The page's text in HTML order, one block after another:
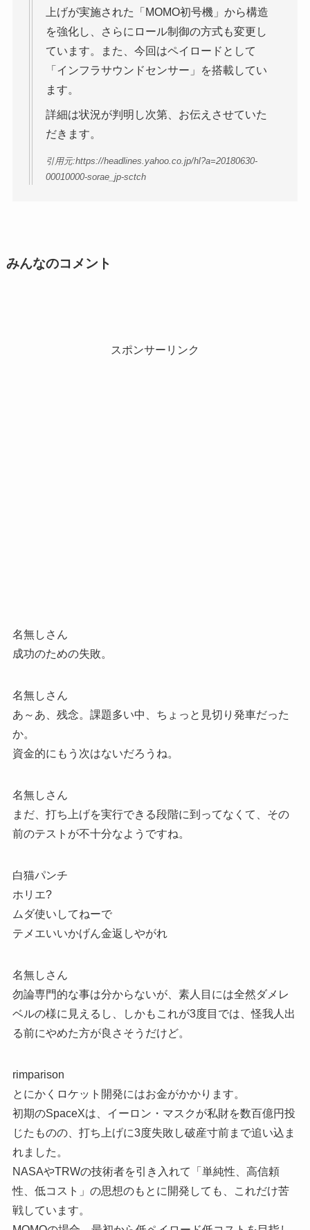
上げが実施された「MOMO初号機」から構造
を強化し、さらにロール制御の方式も変更し
ています。また、今回はペイロードとして
「インフラサウンドセンサー」を搭載してい
ます。
詳細は状況が判明し次第、お伝えさせていた
だきます。
引用元:https://headlines.yahoo.co.jp/hl?a=20180630-
00010000-sorae_jp-sctch
みんなのコメント
スポンサーリンク
名無しさん
成功のための失敗。
名無しさん
あ～あ、残念。課題多い中、ちょっと見切り発車だった
か。
資金的にもう次はないだろうね。
名無しさん
まだ、打ち上げを実行できる段階に到ってなくて、その
前のテストが不十分なようですね。
白猫パンチ
ホリエ?
ムダ使いしてねーで
テメエいいかげん金返しやがれ
名無しさん
勿論専門的な事は分からないが、素人目には全然ダメレ
ベルの様に見えるし、しかもこれが3度目では、怪我人出
る前にやめた方が良さそうだけど。
rimparison
とにかくロケット開発にはお金がかかります。
初期のSpaceXは、イーロン・マスクが私財を数百億円投
じたものの、打ち上げに3度失敗し破産寸前まで追い込ま
れました。
NASAやTRWの技術者を引き入れて「単純性、高信頼
性、低コスト」の思想のもとに開発しても、これだけ苦
戦しています。